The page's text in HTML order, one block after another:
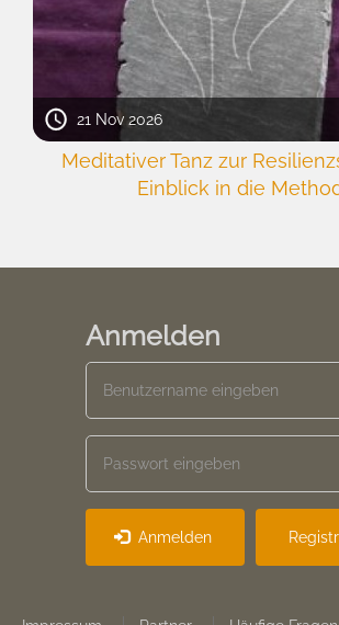
21 Nov 2026
Meditativer Tanz zur
Einblick in die
Anmelden
Anmelden